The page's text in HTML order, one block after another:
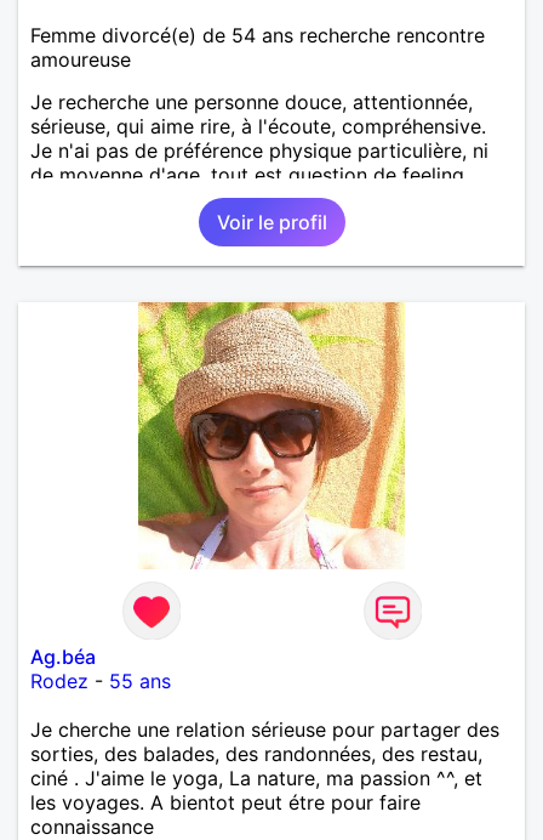
Femme divorcé(e) de 54 ans recherche rencontre
amoureuse
Je recherche une personne douce, attentionnée,
sérieuse, qui aime rire, à l'écoute, compréhensive.
Je n'ai pas de préférence physique particulière, ni
de moyenne d'age, tout est question de feeling.
Voir le profil
Ag.béa
Rodez - 55 ans
Je cherche une relation sérieuse pour partager des
sorties, des balades, des randonnées, des restau,
ciné . J'aime le yoga, La nature, ma passion ^^, et
les voyages. A bientot peut étre pour faire
connaissance